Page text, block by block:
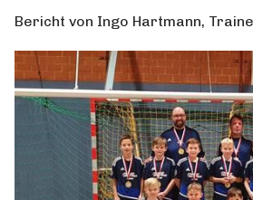
Bericht von Ingo Hartmann,